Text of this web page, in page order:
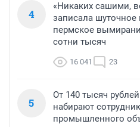
4
«Никаких сашими,
записала
пермское
сотни тысяч
16 041 23
5
От 140 тысяч
набирают
промышленного